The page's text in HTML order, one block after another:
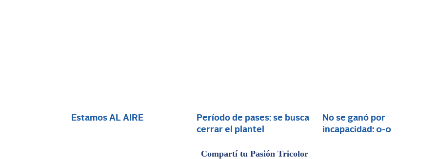
Estamos AL AIRE
Período de pases: se busca
cerrar el plantel
No se ganó por
incapacidad: 0-0
Compartí tu Pasión Tricolor